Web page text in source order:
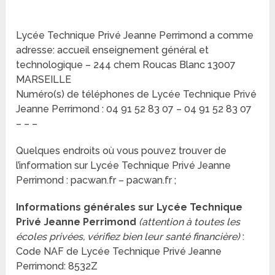
Lycée Technique Privé Jeanne Perrimond a comme
adresse: accueil enseignement général et
technologique – 244 chem Roucas Blanc 13007
MARSEILLE
Numéro(s) de téléphones de Lycée Technique Privé
Jeanne Perrimond : 04 91 52 83 07 – 04 91 52 83 07
– – –
Quelques endroits où vous pouvez trouver de
l’information sur Lycée Technique Privé Jeanne
Perrimond : pacwan.fr – pacwan.fr ;
Informations générales sur Lycée Technique
Privé Jeanne Perrimond (attention à toutes les
écoles privées, vérifiez bien leur santé financière):
Code NAF de Lycée Technique Privé Jeanne
Perrimond: 8532Z